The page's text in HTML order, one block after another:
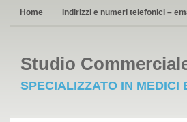
Home Indirizzi e numeri telefonici –
Studio
SPECIALIZZATO IN MEDICI